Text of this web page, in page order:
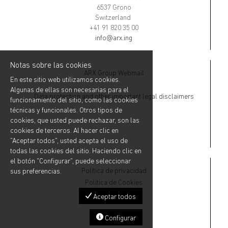
6537 Grono
Switzerland
+41 91 820 35 00
info@arx.ing
ARX Group Webmail
Data protection and other important legal disclaimers
Política de privacidad
Política de Cookies
Notas sobre las cookies
En este sitio web utilizamos cookies.
Algunas de ellas son necesarias para el
funcionamiento del sitio, como las cookies
técnicas y funcionales. Otros tipos de
cookies, que usted puede rechazar, son las
cookies de terceros. Al hacer clic en
"Aceptar todos", usted acepta el uso de
todas las cookies del sitio. Haciendo clic en
el botón "Configurar", puede seleccionar
sus preferencias.
Aceptar todos
Configurar